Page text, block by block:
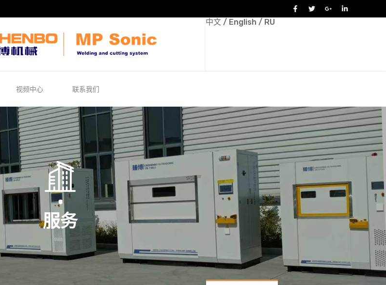
中文 / English / RU
视频中心 联系我们
服务